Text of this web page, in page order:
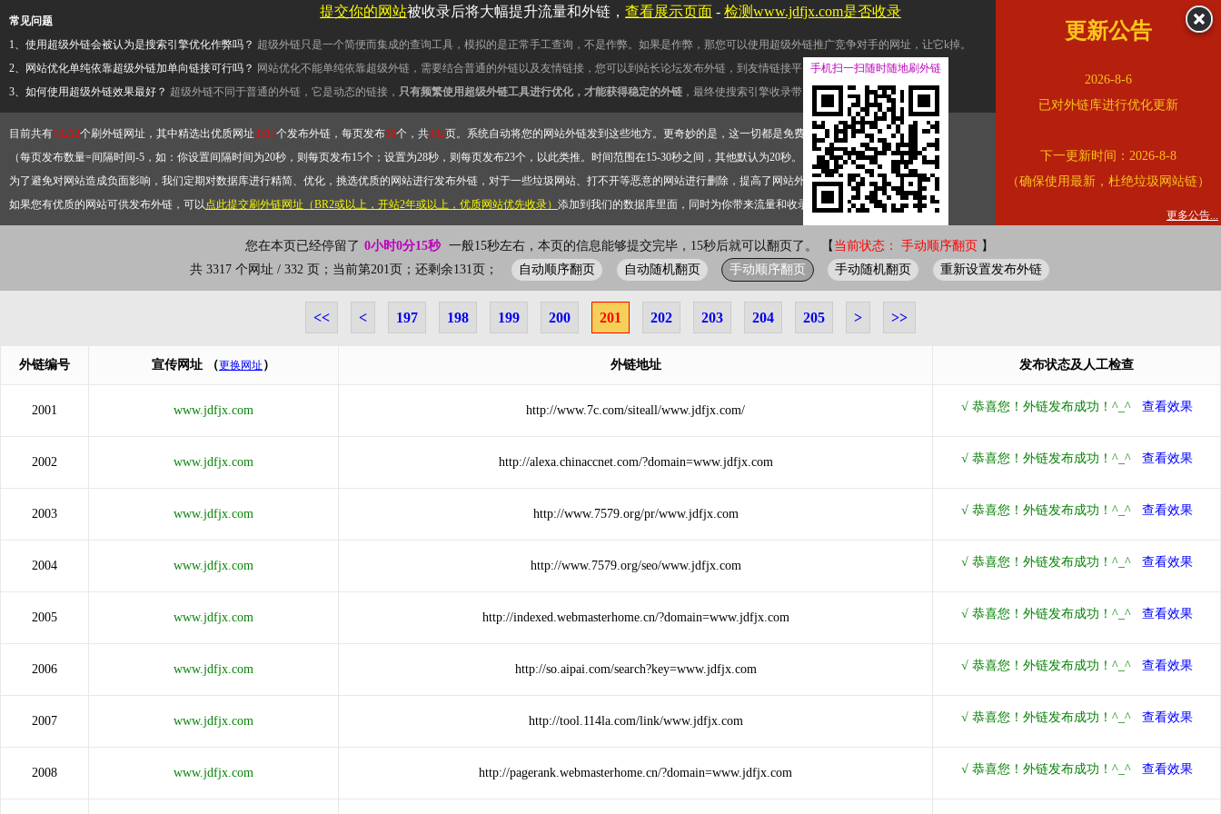
常见问题
1、使用超级外链会被认为是搜索引擎优化作弊吗？ 超级外链只是一个简便而集成的查询工具，模拟的是正常手工查询，不是作弊。如果是作弊，那您可以使用超级外链推广竞争对手的网址，让它k掉。
2、网站优化单纯依靠超级外链加单向链接可行吗？ 网站优化不能单纯依靠超级外链，需要结合普通的外链以及友情链接，您可以到站长论坛发布外链，到友情链接平台交换友情链接。
3、如何使用超级外链效果最好？ 超级外链不同于普通的外链，它是动态的链接， 只有频繁使用超级外链工具进行优化，才能获得稳定的外链 ，最终使搜索引擎收录带网址的查询页面。
目前共有13212个刷外链网址，其中精选出优质网址3317个发布外链，每页发布10个，共332页。系统自动将您的网站外链发到这些地方。更奇妙的是，这一切都是免费的。
（每页发布数量=间隔时间-5，如：你设置间隔时间为20秒，则每页发布15个；设置为28秒，则每页发布23个，以此类推。时间范围在15-30秒之间，其他默认为20秒。）
为了避免对网站造成负面影响，我们定期对数据库进行精简、优化，挑选优质的网站进行发布外链，对于一些垃圾网站、打不开等恶意的网站进行删除，提高了网站外链的质量。
如果您有优质的网站可供发布外链，可以点此提交刷外链网址（BR2或以上，开站2年或以上，优质网站优先收录） 添加到我们的数据库里面，同时为你带来流量和收录。 错误外链纠正
您在本页已经停留了 0小时0分15秒 一般15秒左右，本页的信息能够提交完毕，15秒后就可以翻页了。 【 当前状态： 手动顺序翻页 】
共 3317 个网址 / 332 页；当前第201页；还剩余131页；
自动顺序翻页 自动随机翻页 手动顺序翻页 手动随机翻页 重新设置发布外链
<< < 197 198 199 200 201 202 203 204 205 > >>
外链编号 宣传网址 （更换网址 ） 外链地址 发布状态及人工检查
2001 www.jdfjx.com http://www.7c.com/siteall/www.jdfjx.com/
2002 www.jdfjx.com http://alexa.chinaccnet.com/?domain=www.jdfjx.com
2003 www.jdfjx.com http://www.7579.org/pr/www.jdfjx.com
2004 www.jdfjx.com http://www.7579.org/seo/www.jdfjx.com
2005 www.jdfjx.com http://indexed.webmasterhome.cn/?domain=www.jdfjx.com
2006 www.jdfjx.com http://so.aipai.com/search?key=www.jdfjx.com
2007 www.jdfjx.com http://tool.114la.com/link/www.jdfjx.com
2008 www.jdfjx.com http://pagerank.webmasterhome.cn/?domain=www.jdfjx.com
提交你的网站被收录后将大幅提升流量和外链， 查看展示页面 - 检测www.jdfjx.com是否收录
更新公告
2026-8-6
已对外链库进行优化更新
下一更新时间：2026-8-8
（确保使用最新，杜绝垃圾网站链）
更多公告...
手机扫一扫随时随地刷外链